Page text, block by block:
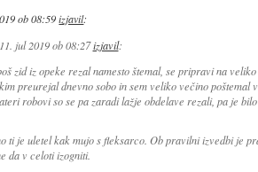
ob 08:59 izjavil:
11. jul 2019 ob 08:27 izjavil:
zid iz opeke rezal namesto štemal, se pripravi na
preurejal dnevno sobo in sem veliko večino poštemal
robovi so se pa zaradi lažje obdelave rezali, pa je
ti je uletel kak mujo s fleksarco. Ob pravilni izvedbi je
da v celoti izogniti.